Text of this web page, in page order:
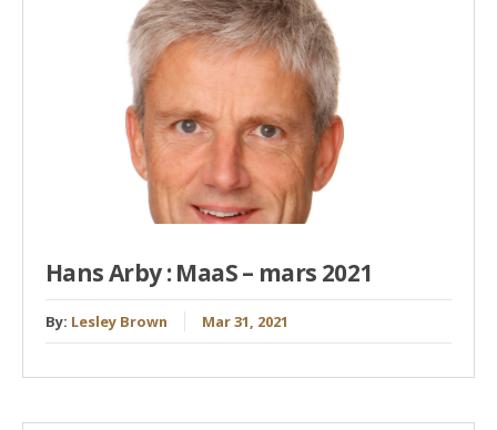
Hans Arby : MaaS – mars 2021
By: Lesley Brown Mar 31, 2021